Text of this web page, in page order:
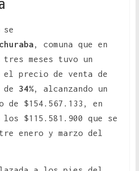
, comuna que en
meses tuvo un
el precio de venta de
de 34%, alcanzando un
de $154.567.133, en
los $115.581.900 que se
enero y marzo del